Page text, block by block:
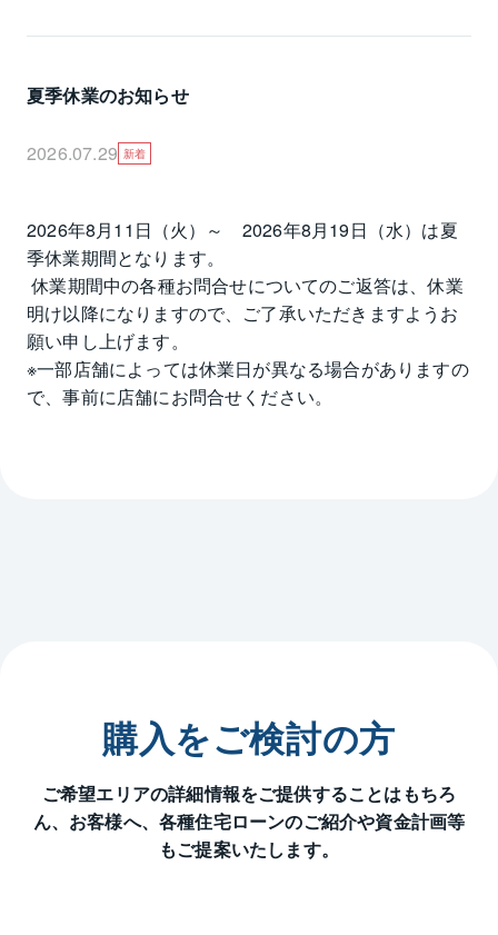
夏季休業のお知らせ
2026.07.29 新着
2026年8月11日（火）～　2026年8月19日（水）は夏
季休業期間となります。
休業期間中の各種お問合せについてのご返答は、休業
明け以降になりますので、ご了承いただきますようお
願い申し上げます。
※一部店舗によっては休業日が異なる場合がありますの
で、事前に店舗にお問合せください。
購入をご検討の方
ご希望エリアの詳細情報をご提供することはもちろ
ん、 お客様へ、各種住宅ローンのご紹介や資金計画等
もご提案いたします。